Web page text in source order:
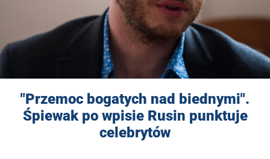
"Przemoc bogatych nad biednymi".
Śpiewak po wpisie Rusin punktuje
celebrytów